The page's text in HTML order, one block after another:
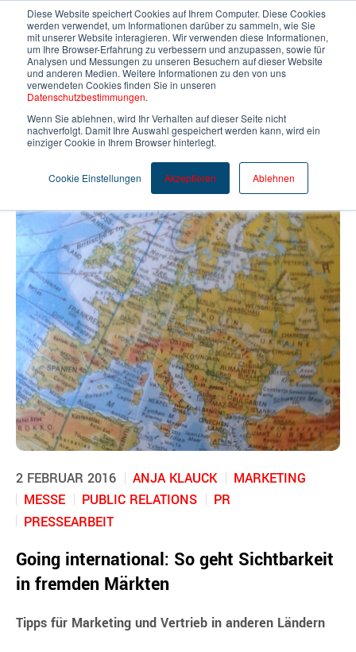
Diese Website speichert Cookies auf Ihrem Computer. Diese Cookies
werden verwendet, um Informationen darüber zu sammeln, wie Sie
mit unserer Website interagieren. Wir verwenden diese Informationen,
um Ihre Browser-Erfahrung zu verbessern und anzupassen, sowie für
Analysen und Messungen zu unseren Besuchern auf dieser Website
und anderen Medien. Weitere Informationen zu den von uns
verwendeten Cookies finden Sie in unseren
Datenschutzbestimmungen.
Wenn Sie ablehnen, wird Ihr Verhalten auf dieser Seite nicht
nachverfolgt. Damit Ihre Auswahl gespeichert werden kann, wird ein
einziger Cookie in Ihrem Browser hinterlegt.
Cookie Einstellungen Akzeptieren Ablehnen
2 FEBRUAR 2016 ANJA KLAUCK
MARKETING
MESSE
PUBLIC RELATIONS
PR
PRESSEARBEIT
Going international: So geht Sichtbarkeit
in fremden Märkten
Tipps für Marketing und Vertrieb in anderen Ländern